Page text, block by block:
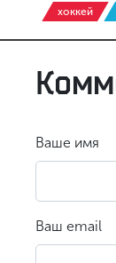
хоккей
Ваше имя
Ваш email